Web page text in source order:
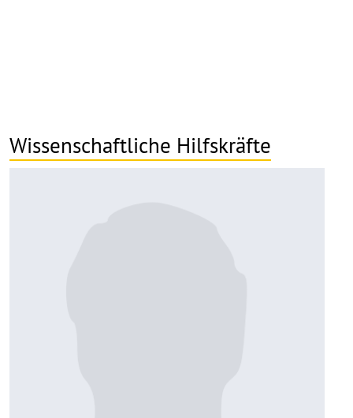
Wissenschaftliche Hilfskräfte